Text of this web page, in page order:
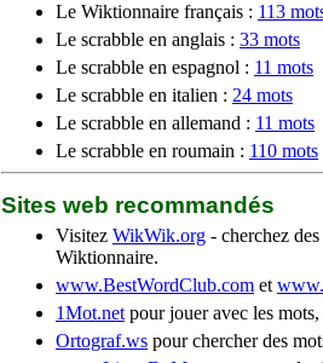
Le Wiktionnaire français : 113
Le scrabble en anglais : 33 mots
Le scrabble en espagnol : 11 mots
Le scrabble en italien : 24 mots
Le scrabble en allemand : 11 mots
Le scrabble en roumain : 110 mots
Sites web recommandés
Visitez WikWik.org - cherchez
Wiktionnaire.
www.BestWordClub.com et
1Mot.net pour jouer avec les
Ortograf.ws pour chercher des